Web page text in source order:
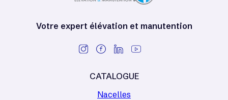
Votre expert élévation et manutention
CATALOGUE
Nacelles